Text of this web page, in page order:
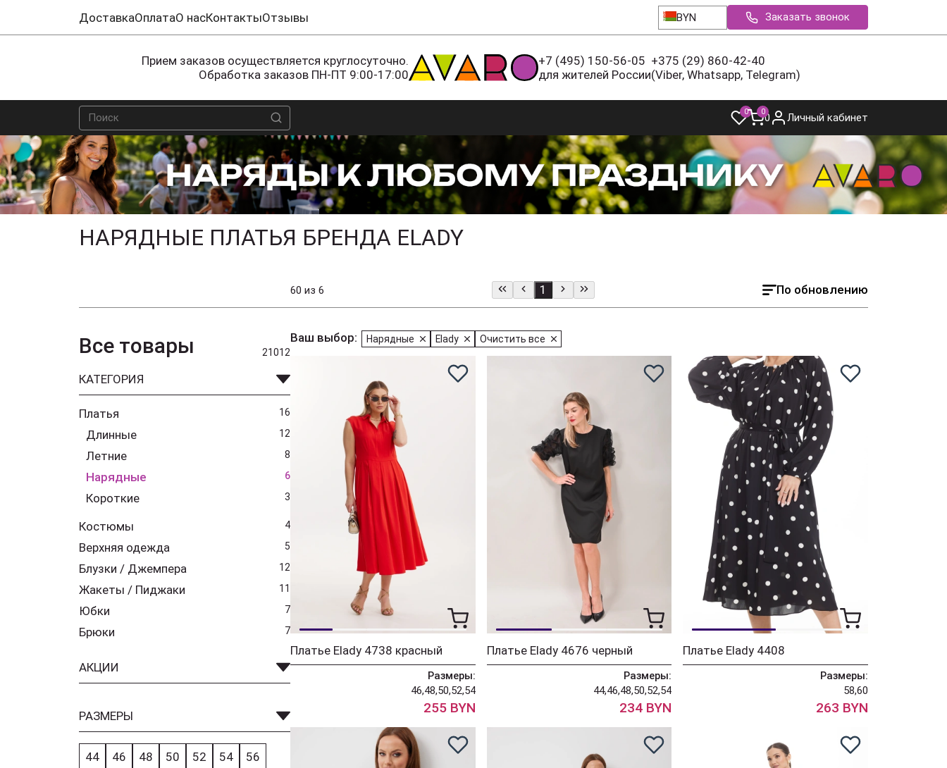
ДоставкаОплатаО насКонтактыОтзывы BYN Заказать звонок
Прием заказов осуществляется круглосуточно.
Обработка заказов ПН-ПТ 9:00-17:00
+7 (495) 150-56-05
для жителей России
+375 (29) 860-42-40
(Viber, Whatsapp, Telegram)
0 00 Личный кабинет
НАРЯДНЫЕ ПЛАТЬЯ БРЕНДА ELADY
60 из 6 По обновлению
1
Все товары 21012
КАТЕГОРИЯ
Платья 16
Длинные 12
Летние 8
Нарядные 6
Короткие 3
Костюмы 4
Верхняя одежда 5
Блузки / Джемпера 12
Жакеты / Пиджаки 11
Юбки 7
Брюки 7
АКЦИИ
РАЗМЕРЫ
44 46 48 50 52 54
56
Ваш выбор: Нарядные Elady Очистить все
Платье Elady 4738 красный
Размеры:
46,48,50,52,54
255 BYN
Платье Elady 4676 черный
Размеры:
44,46,48,50,52,54
234 BYN
Платье Elady 4408
Размеры:
58,60
263 BYN